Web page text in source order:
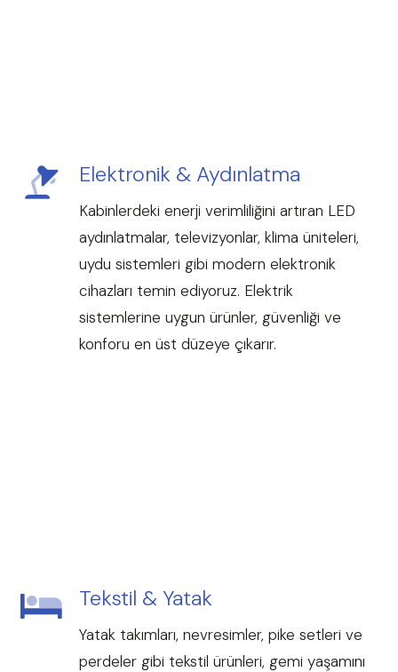
Elektronik & Aydınlatma
Kabinlerdeki enerji verimliliğini artıran LED
aydınlatmalar, televizyonlar, klima üniteleri,
uydu sistemleri gibi modern elektronik
cihazları temin ediyoruz. Elektrik
sistemlerine uygun ürünler, güvenliği ve
konforu en üst düzeye çıkarır.
Tekstil & Yatak
Yatak takımları, nevresimler, pike setleri ve
perdeler gibi tekstil ürünleri, gemi yaşamını